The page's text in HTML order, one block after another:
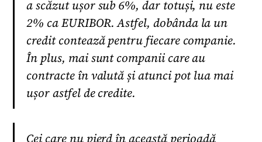
a scăzut ușor sub 6%, dar totuși, nu este
2% ca EURIBOR. Astfel, dobânda la un
credit contează pentru fiecare companie.
În plus, mai sunt companii care au
contracte în valută și atunci pot lua mai
ușor astfel de credite.
Cei care nu pierd în această perioadă